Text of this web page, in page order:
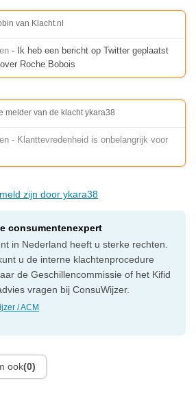
van Klacht.nl
- Ik heb een bericht op Twitter geplaatst
Roche Bobois
melder van de klacht ykara38
- Klanttevredenheid is onbelangrijk voor
zijn door ykara38
consumentenexpert
in Nederland heeft u sterke rechten.
u de interne klachtenprocedure
de Geschillencommissie of het Kifid
vragen bij ConsuWijzer.
/ ACM
ook(0)